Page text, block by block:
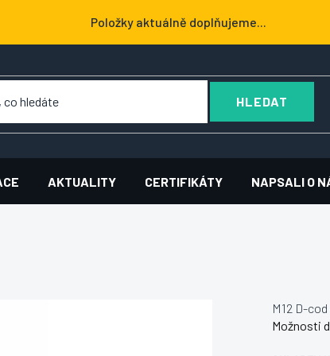
Položky aktuálně doplňujeme...
HLEDAT
AKTUALITY CERTIFIKÁTY NAPSALI O
Možnosti
M12 D-